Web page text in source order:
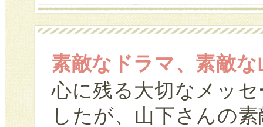
素敵なドラマ、素敵
心に残る大切なメッ
したが、山下さんの